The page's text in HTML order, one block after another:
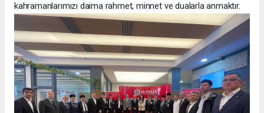
kahramanlarımızı daima rahmet, minnet ve dualarla anmaktır.